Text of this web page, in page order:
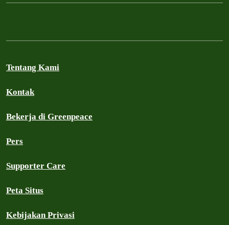
Tentang Kami
Kontak
Bekerja di Greenpeace
Pers
Supporter Care
Peta Situs
Kebijakan Privasi